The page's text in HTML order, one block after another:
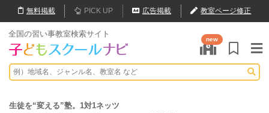
無料掲載 PICK UP 広告掲載 教室ページ修正
全国の習い事教室検索サイト
new
生徒を“変える”塾。1対1ネッツ